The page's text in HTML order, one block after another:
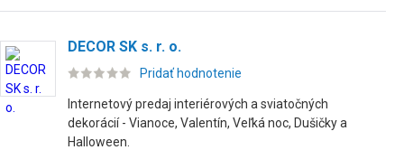
DECOR SK s. r. o.
Pridať hodnotenie
Internetový predaj interiérových a sviatočných
dekorácií - Vianoce, Valentín, Veľká noc, Dušičky a
Halloween.